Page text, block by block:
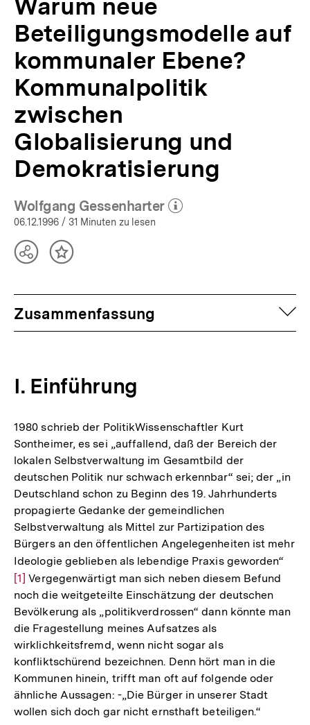
Warum neue
Beteiligungsmodelle auf
kommunaler Ebene?
Kommunalpolitik
zwischen
Globalisierung und
Demokratisierung
Wolfgang Gessenharter
(Mehr zum Autor)
06.12.1996 / 31 Minuten zu lesen
TeilenInhalt
Zusammenfassung
I. Einführung
1980 schrieb der PolitikWissenschaftler Kurt
Sontheimer, es sei „auffallend, daß der Bereich der
lokalen Selbstverwaltung im Gesamtbild der
deutschen Politik nur schwach erkennbar“ sei; der „in
Deutschland schon zu Beginn des 19. Jahrhunderts
propagierte Gedanke der gemeindlichen
Selbstverwaltung als Mittel zur Partizipation des
Bürgers an den öffentlichen Angelegenheiten ist mehr
Ideologie geblieben als lebendige Praxis geworden“
[1] Vergegenwärtigt man sich neben diesem Befund
noch die weitgeteilte Einschätzung der deutschen
Bevölkerung als „politikverdrossen“ dann könnte man
die Fragestellung meines Aufsatzes als
wirklichkeitsfremd, wenn nicht sogar als
konfliktschürend bezeichnen. Denn hört man in die
Kommunen hinein, trifft man oft auf folgende oder
ähnliche Aussagen: -„Die Bürger in unserer Stadt
wollen sich doch gar nicht ernsthaft beteiligen.“